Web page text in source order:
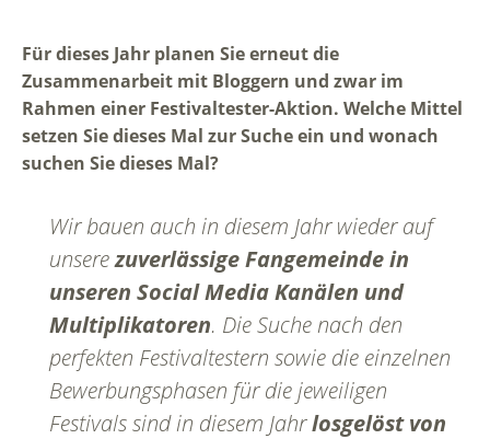
Für dieses Jahr planen Sie erneut die
Zusammenarbeit mit Bloggern und zwar im
Rahmen einer Festivaltester-Aktion. Welche Mittel
setzen Sie dieses Mal zur Suche ein und wonach
suchen Sie dieses Mal?
Wir bauen auch in diesem Jahr wieder auf
unserezuverlässige Fangemeinde in
unseren Social Media Kanälen und
Multiplikatoren. Die Suche nach den
perfekten Festivaltestern sowie die einzelnen
Bewerbungsphasen für die jeweiligen
Festivals sind in diesem Jahrlosgelöst von